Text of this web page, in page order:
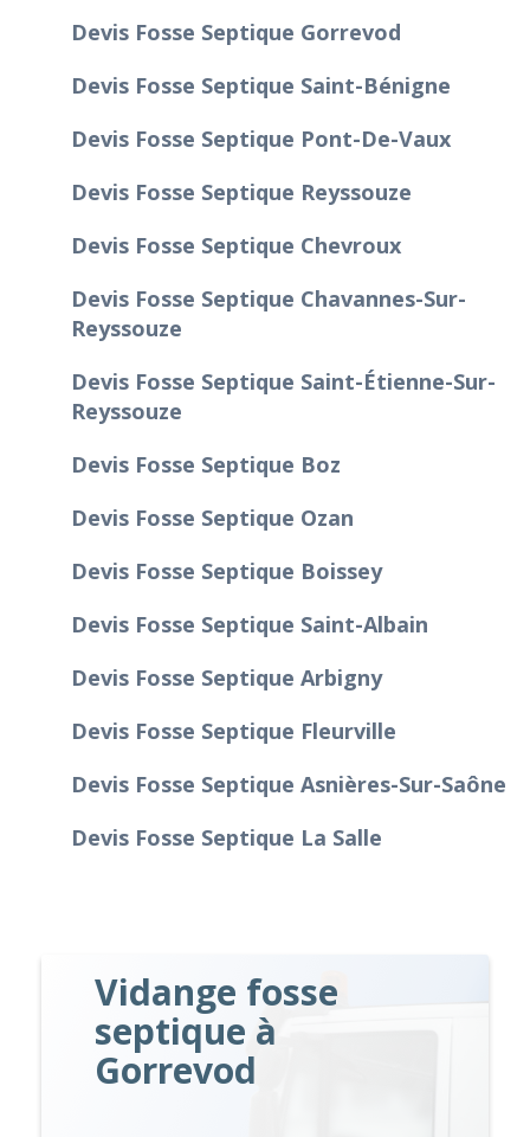
Devis Fosse Septique Gorrevod
Devis Fosse Septique Saint-Bénigne
Devis Fosse Septique Pont-De-Vaux
Devis Fosse Septique Reyssouze
Devis Fosse Septique Chevroux
Devis Fosse Septique Chavannes-Sur-
Reyssouze
Devis Fosse Septique Saint-Étienne-Sur-
Reyssouze
Devis Fosse Septique Boz
Devis Fosse Septique Ozan
Devis Fosse Septique Boissey
Devis Fosse Septique Saint-Albain
Devis Fosse Septique Arbigny
Devis Fosse Septique Fleurville
Devis Fosse Septique Asnières-Sur-Saône
Devis Fosse Septique La Salle
Vidange fosse
septique à
Gorrevod